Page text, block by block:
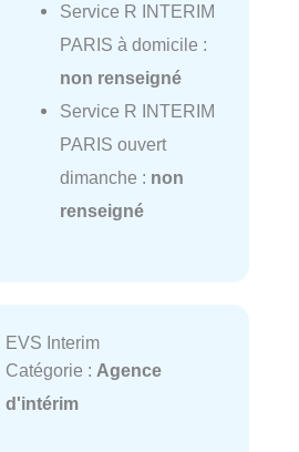
Service R INTERIM
PARIS à domicile :
non renseigné
Service R INTERIM
PARIS ouvert
dimanche : non
renseigné
EVS Interim
Catégorie : Agence
d'intérim